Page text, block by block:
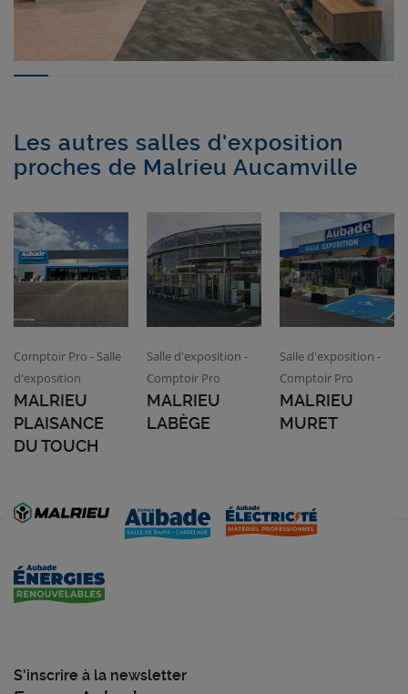
Les autres salles d'exposition
proches de Malrieu Aucamville
Comptoir Pro - Salle
d'exposition
MALRIEU
PLAISANCE
DU TOUCH
Salle d'exposition -
Comptoir Pro
MALRIEU
LABÈGE
Salle d'exposition -
Comptoir Pro
MALRIEU
MURET
S'inscrire à la newsletter